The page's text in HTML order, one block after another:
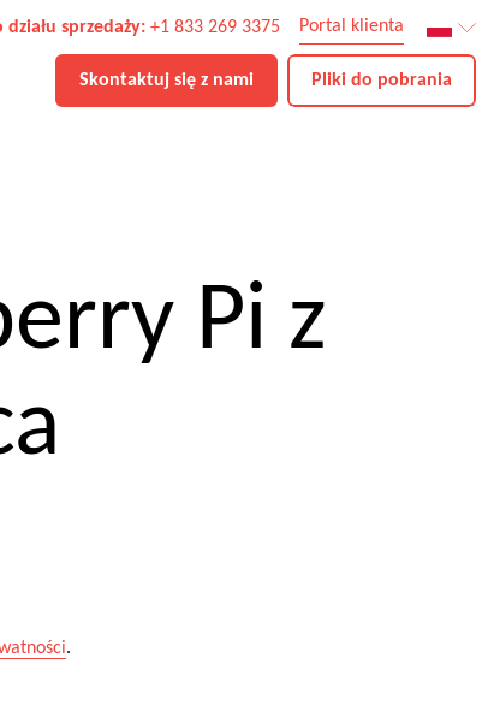
sprzedaży: +1 833 269 3375 Portal klienta
Skontaktuj się z nami Pliki do pobrania
Pi z
.